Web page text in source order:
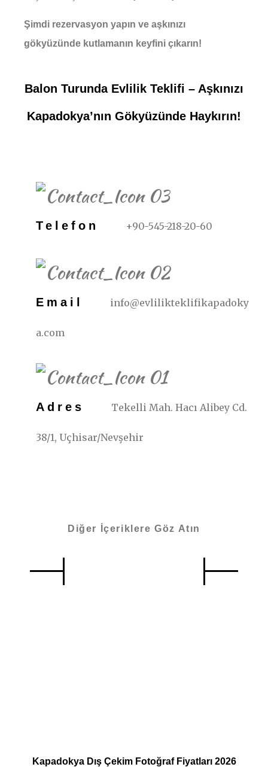
Şimdi rezervasyon yapın ve aşkınızı
gökyüzünde kutlamanın keyfini çıkarın!
Balon Turunda Evlilik Teklifi – Aşkınızı
Kapadokya’nın Gökyüzünde Haykırın!
Telefon +90-545-218-20-60
Email info@evlilikteklifikapadoky
a.com
Adres Tekelli Mah. Hacı Alibey Cd.
38/1, Uçhisar/Nevşehir
Diğer İçeriklere Göz Atın
Kapadokya Dış Çekim Fotoğraf Fiyatları 2026